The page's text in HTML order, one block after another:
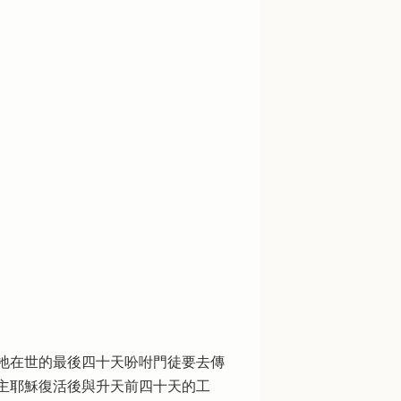
在世的最後四十天吩咐門徒要去傳
耶穌復活後與升天前四十天的工